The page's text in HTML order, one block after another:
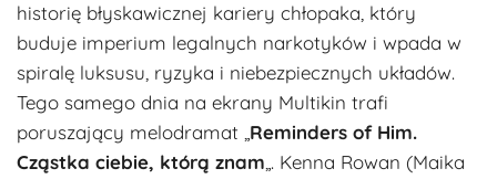
historię błyskawicznej kariery chłopaka, który
buduje imperium legalnych narkotyków i wpada w
spiralę luksusu, ryzyka i niebezpiecznych układów.
Tego samego dnia na ekrany Multikin trafi
poruszający melodramat „ Reminders of Him.
Cząstka ciebie, którą znam „. Kenna Rowan (Maika